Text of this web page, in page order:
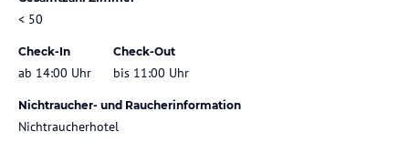
< 50
Check-In
ab 14:00 Uhr
Check-Out
bis 11:00 Uhr
Nichtraucher- und Raucherinformation
Nichtraucherhotel